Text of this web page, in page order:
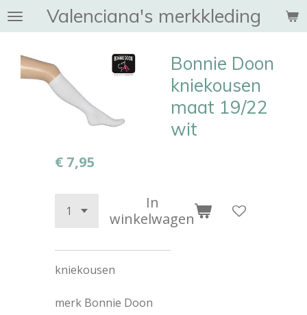
Ga
direct
hoofdinhoud
Valenciana's merkkleding
Bonnie Doon
kniekousen
maat 19/22
wit
€ 7,95
In
winkelwagen
kniekousen
merk Bonnie Doon